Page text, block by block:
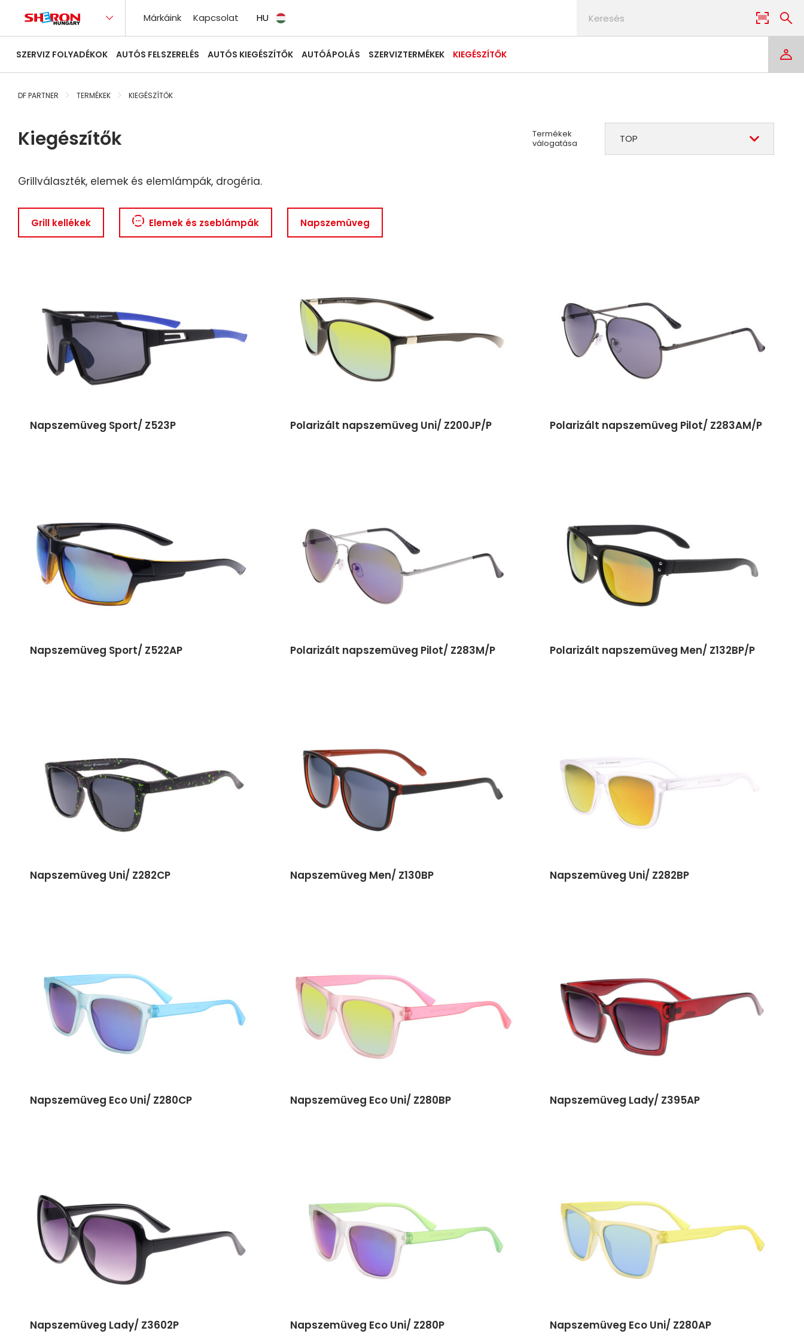
Márkáink Kapcsolat HU
SZERVIZ FOLYADÉKOK AUTÓS FELSZERELÉS AUTÓS KIEGÉSZÍTŐK AUTÓÁPOLÁS SZERVIZTERMÉKEK KIEGÉSZÍTŐK
DF PARTNER TERMÉKEK KIEGÉSZÍTŐK
Kiegészítők
Termékek
válogatása
TOP
Grillválaszték, elemek és elemlámpák, drogéria.
Grill kellékek Elemek és zseblámpák Napszemüveg
Napszemüveg Sport/ Z523P Polarizált napszemüveg Uni/ Z200JP/P Polarizált napszemüveg Pilot/ Z283AM/P
Napszemüveg Sport/ Z522AP Polarizált napszemüveg Pilot/ Z283M/P Polarizált napszemüveg Men/ Z132BP/P
Napszemüveg Uni/ Z282CP Napszemüveg Men/ Z130BP Napszemüveg Uni/ Z282BP
Napszemüveg Eco Uni/ Z280CP Napszemüveg Eco Uni/ Z280BP Napszemüveg Lady/ Z395AP
Napszemüveg Lady/ Z3602P Napszemüveg Eco Uni/ Z280P Napszemüveg Eco Uni/ Z280AP